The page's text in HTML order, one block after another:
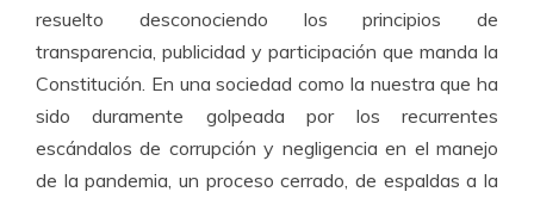
resuelto desconociendo los principios de
transparencia, publicidad y participación que manda la
Constitución. En una sociedad como la nuestra que ha
sido duramente golpeada por los recurrentes
escándalos de corrupción y negligencia en el manejo
de la pandemia, un proceso cerrado, de espaldas a la